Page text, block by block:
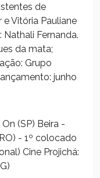
de
Vitória Pauliane
Fernanda.
da mata;
Grupo
junho
(SP) Beira -
- 1º colocado
Cine Projichá: